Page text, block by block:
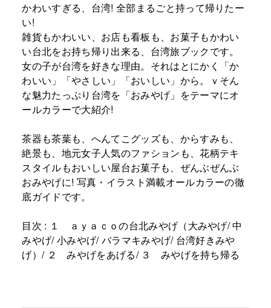
かわいすぎる、台湾! 全部まるごと持って帰りたー
い!
雑貨もかわいい、お店も看板も、お菓子もかわい
い台北をお持ち帰り出来る、台湾旅ブックです。
女の子が台湾を好きな理由。それはとにかく「か
わいい」「やさしい」「おいしい」から。ｖそん
な魅力たっぷり台湾を「おみやげ」をテーマにオ
ールカラーで大紹介!
茶器も茶葉も、へんてこグッズも、からすみも、
絶景も、地元女子人気のファションも、花柄テキ
スタイルもおいしい屋台お菓子も、ぜんぶぜんぶ
おみやげに! 写真・イラスト満載オールカラーの徹
底ガイドです。
目次 : １ ａｙａｃｏの台北みやげ（大みやげ/ 中
みやげ/ 小みやげ/ バラマキみやげ/ 台湾好きみや
げ）/ ２ みやげをあげる/ ３ みやげを持ち帰る